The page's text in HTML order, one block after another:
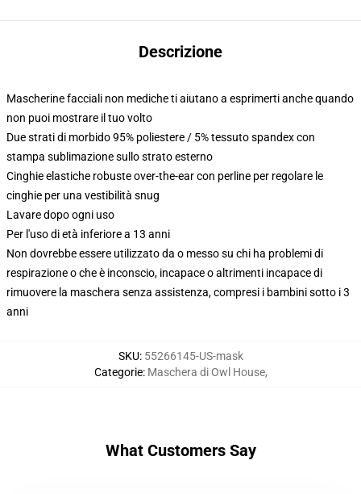
Descrizione
Mascherine facciali non mediche ti aiutano a esprimerti anche quando
non puoi mostrare il tuo volto
Due strati di morbido 95% poliestere / 5% tessuto spandex con
stampa sublimazione sullo strato esterno
Cinghie elastiche robuste over-the-ear con perline per regolare le
cinghie per una vestibilità snug
Lavare dopo ogni uso
Per l'uso di età inferiore a 13 anni
Non dovrebbe essere utilizzato da o messo su chi ha problemi di
respirazione o che è inconscio, incapace o altrimenti incapace di
rimuovere la maschera senza assistenza, compresi i bambini sotto i 3
anni
SKU: 55266145-US-mask
Categorie: Maschera di Owl House,
What Customers Say